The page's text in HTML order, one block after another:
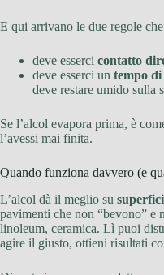
E qui arrivano le due regole
deve esserci contatto
deve esserci un tempo
deve restare umido sulla
Se l’alcol evapora prima, è
l’avessi mai finita.
Quando funziona davvero (e
L’alcol dà il meglio su
pavimenti che non “bevono” e
linoleum, ceramica. Lì puoi
agire il giusto, ottieni risultati